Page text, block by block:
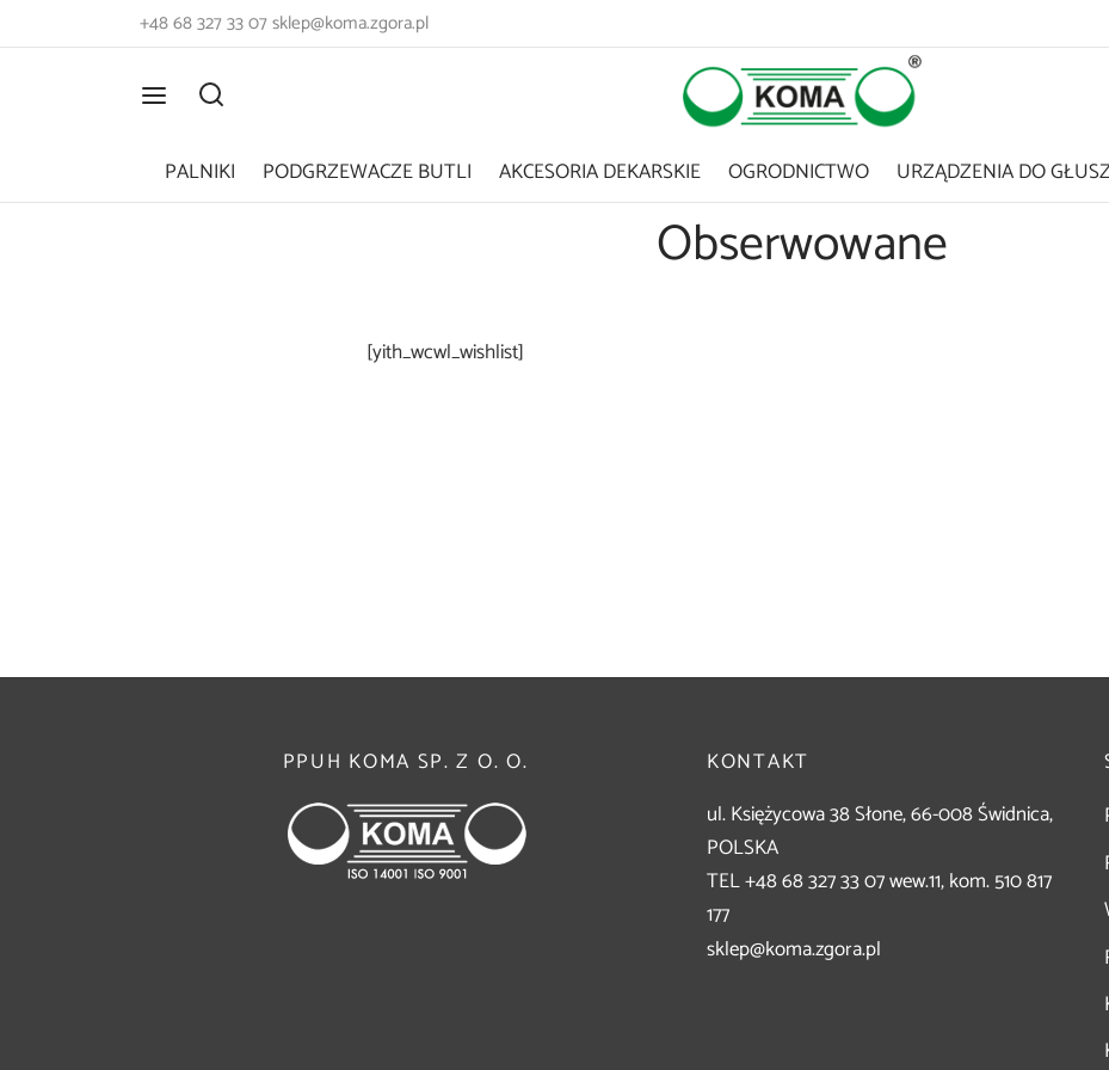
+48 68 327 33 07 sklep@koma.zgora.pl
PALNIKI PODGRZEWACZE BUTLI AKCESORIA DEKARSKIE OGRODNICTWO URZĄDZENIA DO
Obserwowane
[yith_wcwl_wishlist]
PPUH KOMA SP. Z O. O.
KONTAKT
ul. Księżycowa 38 Słone, 66-008 Świdnica,
POLSKA
TEL +48 68 327 33 07 wew.11, kom. 510 817
177
sklep@koma.zgora.pl